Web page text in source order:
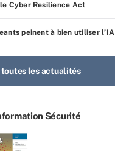
Cyber Resilience Act
peinent à bien utiliser l’IA
toutes les actualités
Sécurité